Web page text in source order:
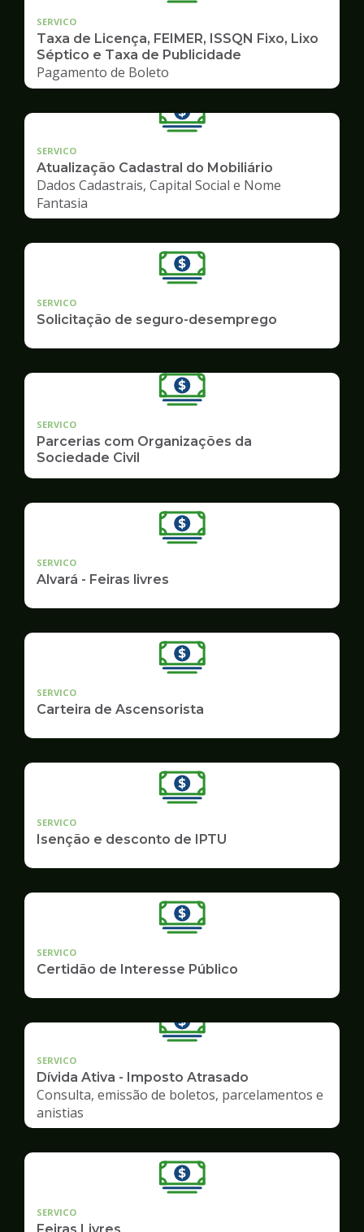
SERVICO
Taxa de Licença, FEIMER, ISSQN Fixo, Lixo
Séptico e Taxa de Publicidade
Pagamento de Boleto
SERVICO
Atualização Cadastral do Mobiliário
Dados Cadastrais, Capital Social e Nome
Fantasia
SERVICO
Solicitação de seguro-desemprego
SERVICO
Parcerias com Organizações da
Sociedade Civil
SERVICO
Alvará - Feiras livres
SERVICO
Carteira de Ascensorista
SERVICO
Isenção e desconto de IPTU
SERVICO
Certidão de Interesse Público
SERVICO
Dívida Ativa - Imposto Atrasado
Consulta, emissão de boletos, parcelamentos e
anistias
SERVICO